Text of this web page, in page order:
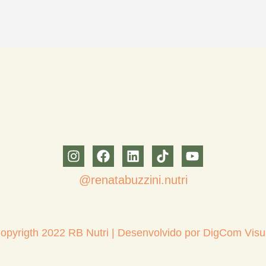
@renatabuzzini.nutri
2022 RB Nutri | Desenvolvido por DigCom